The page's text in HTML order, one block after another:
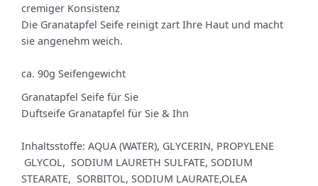
cremiger Konsistenz
Die Granatapfel Seife reinigt zart Ihre Haut und macht
sie angenehm weich.
ca. 90g Seifengewicht
Granatapfel Seife für Sie
Duftseife Granatapfel für Sie & Ihn
Inhaltsstoffe: AQUA (WATER), GLYCERIN, PROPYLENE
GLYCOL, SODIUM LAURETH SULFATE, SODIUM
STEARATE, SORBITOL, SODIUM LAURATE,OLEA